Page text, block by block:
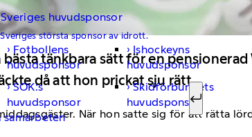
Sveriges huvudsponsor
största sponsor av idrott.
Fotbollens
huvudsponsor
Ishockeyns
huvudsponsor
SOK:s
huvudsponsor
Skidförbundets
huvudsponsor
samarbeten
Sök efter:
tänkbara sätt för en
då att hon prickat sju rätt.
När hon satte sig för att rätta